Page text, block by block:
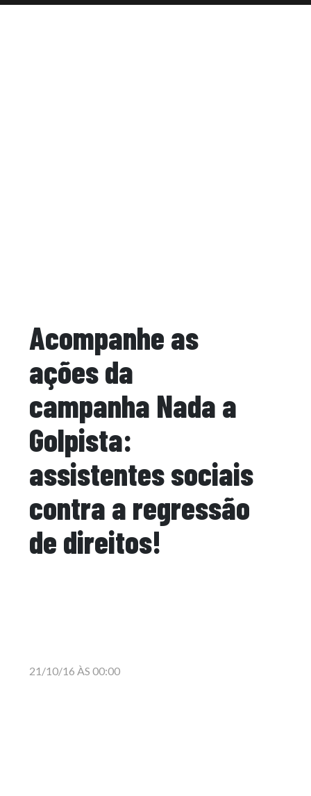
Acompanhe as
ações da
campanha Nada a
Golpista:
assistentes sociais
contra a regressão
de direitos!
21/10/16 ÀS 00:00